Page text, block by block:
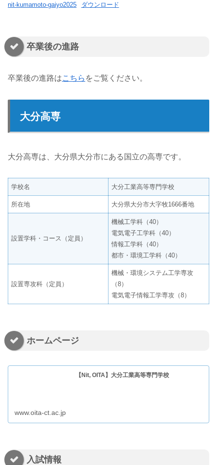
nit-kumamoto-gaiyo2025 ダウンロード
卒業後の進路
卒業後の進路はこちら をご覧ください。
大分高専
大分高専は、大分県大分市にある国立の高専です。
学校名 大分工業高等専門学校
所在地 大分県大分市大字牧1666番地
設置学科・コース（定員）
機械工学科（40）
電気電子工学科（40）
情報工学科（40）
都市・環境工学科（40）
設置専攻科（定員）
機械・環境システム工学専攻
（8）
電気電子情報工学専攻（8）
ホームページ
【Nit, OITA】大分工業高等専門学校
www.oita-ct.ac.jp
入試情報